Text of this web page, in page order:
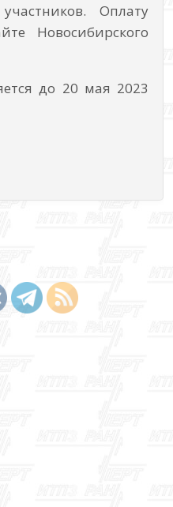
Оплату
Новосибирского
до 20 мая 2023